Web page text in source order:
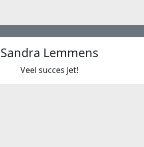
Sandra Lemmens
Veel succes Jet!